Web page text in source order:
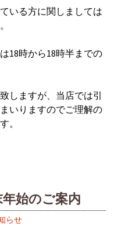
いる方に関しましては
18時から18時半までの
しますが、当店では引
いりますのでご理解の
。
始のご案内
らせ